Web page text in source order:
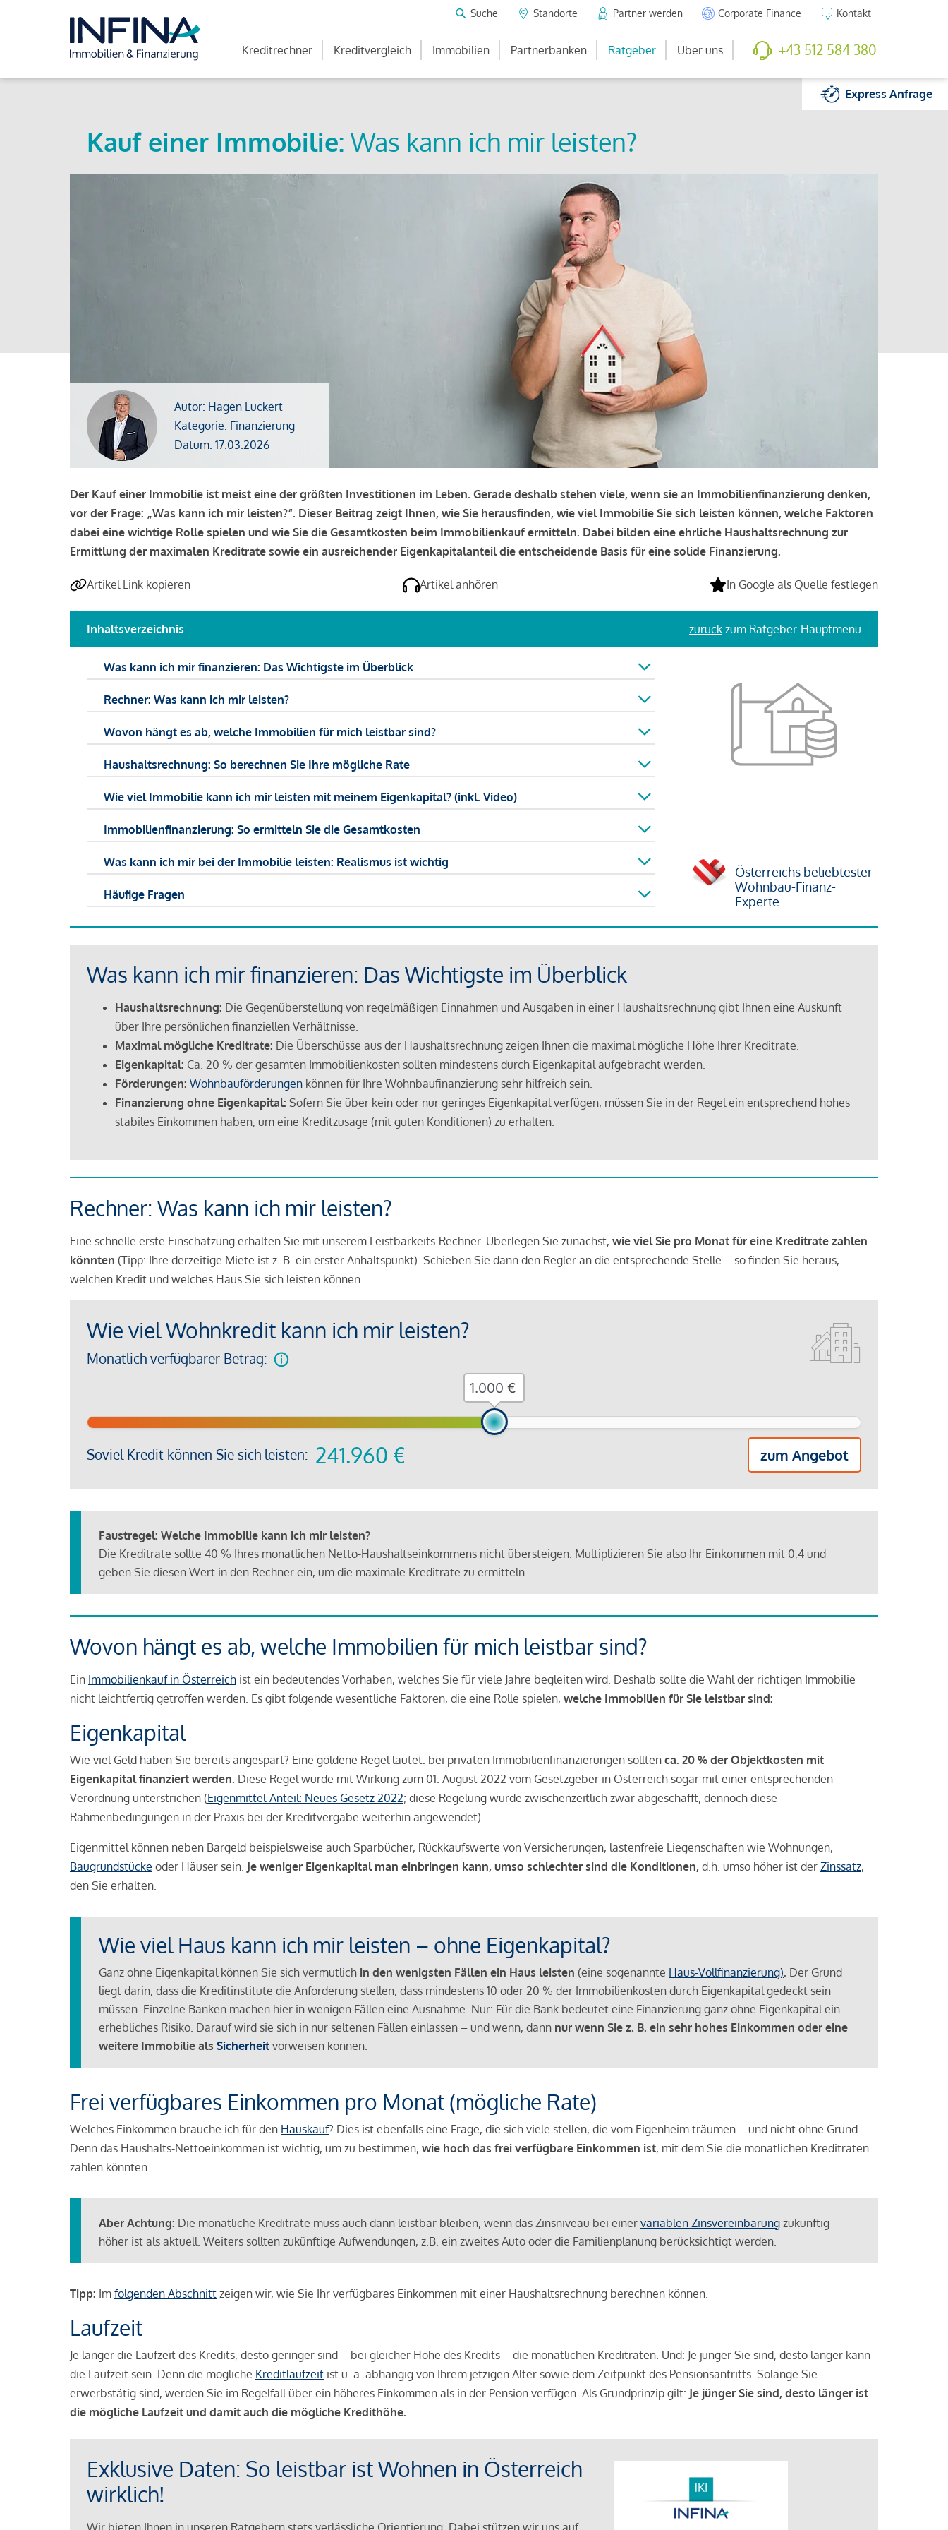
Suche Standorte Partner werden Corporate Finance Kontakt
Kreditrechner Kreditvergleich Immobilien Partnerbanken Ratgeber Über uns +43 512 584 380
ExpressAnfrage
Kauf einer Immobilie: Was kann ich mir leisten?
Autor: Hagen Luckert
Kategorie: Finanzierung
Datum: 17.03.2026
Der Kauf einer Immobilie ist meist eine der größten Investitionen im Leben. Gerade deshalb stehen viele, wenn sie an Immobilienfinanzierung denken,
vor der Frage: „Was kann ich mir leisten?“. Dieser Beitrag zeigt Ihnen, wie Sie herausfinden, wie viel Immobilie Sie sich leisten können, welche Faktoren
dabei eine wichtige Rolle spielen und wie Sie die Gesamtkosten beim Immobilienkauf ermitteln. Dabei bilden eine ehrliche Haushaltsrechnung zur
Ermittlung der maximalen Kreditrate sowie ein ausreichender Eigenkapitalanteil die entscheidende Basis für eine solide Finanzierung.
Artikel Link kopieren Artikel anhören In Google als Quelle festlegen
Inhaltsverzeichnis zurück zum Ratgeber-Hauptmenü
Was kann ich mir finanzieren: Das Wichtigste im Überblick
Rechner: Was kann ich mir leisten?
Wovon hängt es ab, welche Immobilien für mich leistbar sind?
Haushaltsrechnung: So berechnen Sie Ihre mögliche Rate
Wie viel Immobilie kann ich mir leisten mit meinem Eigenkapital? (inkl. Video)
Immobilienfinanzierung: So ermitteln Sie die Gesamtkosten
Was kann ich mir bei der Immobilie leisten: Realismus ist wichtig
Häufige Fragen
Österreichs beliebtester
Wohnbau-Finanz-
Experte
Was kann ich mir finanzieren: Das Wichtigste im Überblick
Haushaltsrechnung: Die Gegenüberstellung von regelmäßigen Einnahmen und Ausgaben in einer Haushaltsrechnung gibt Ihnen eine Auskunft
über Ihre persönlichen finanziellen Verhältnisse.
Maximal mögliche Kreditrate: Die Überschüsse aus der Haushaltsrechnung zeigen Ihnen die maximal mögliche Höhe Ihrer Kreditrate.
Eigenkapital: Ca. 20 % der gesamten Immobilienkosten sollten mindestens durch Eigenkapital aufgebracht werden.
Förderungen: Wohnbauförderungen können für Ihre Wohnbaufinanzierung sehr hilfreich sein.
Finanzierung ohne Eigenkapital: Sofern Sie über kein oder nur geringes Eigenkapital verfügen, müssen Sie in der Regel ein entsprechend hohes
stabiles Einkommen haben, um eine Kreditzusage (mit guten Konditionen) zu erhalten.
Rechner: Was kann ich mir leisten?
Eine schnelle erste Einschätzung erhalten Sie mit unserem Leistbarkeits-Rechner. Überlegen Sie zunächst, wie viel Sie pro Monat für eine Kreditrate zahlen
könnten (Tipp: Ihre derzeitige Miete ist z. B. ein erster Anhaltspunkt). Schieben Sie dann den Regler an die entsprechende Stelle – so finden Sie heraus,
welchen Kredit und welches Haus Sie sich leisten können.
Wie viel Wohnkredit kann ich mir leisten?
Monatlich verfügbarer Betrag:
Soviel Kredit können Sie sich leisten: 241.960 € zum Angebot
€
Faustregel: Welche Immobilie kann ich mir leisten?
Die Kreditrate sollte 40 % Ihres monatlichen Netto-Haushaltseinkommens nicht übersteigen. Multiplizieren Sie also Ihr Einkommen mit 0,4 und
geben Sie diesen Wert in den Rechner ein, um die maximale Kreditrate zu ermitteln.
Wovon hängt es ab, welche Immobilien für mich leistbar sind?
Ein Immobilienkauf in Österreich ist ein bedeutendes Vorhaben, welches Sie für viele Jahre begleiten wird. Deshalb sollte die Wahl der richtigen Immobilie
nicht leichtfertig getroffen werden. Es gibt folgende wesentliche Faktoren, die eine Rolle spielen, welche Immobilien für Sie leistbar sind:
Eigenkapital
Wie viel Geld haben Sie bereits angespart? Eine goldene Regel lautet: bei privaten Immobilienfinanzierungen sollten ca. 20 % der Objektkosten mit
Eigenkapital finanziert werden. Diese Regel wurde mit Wirkung zum 01. August 2022 vom Gesetzgeber in Österreich sogar mit einer entsprechenden
Verordnung unterstrichen (Eigenmittel-Anteil: Neues Gesetz 2022; diese Regelung wurde zwischenzeitlich zwar abgeschafft, dennoch diese
Rahmenbedingungen in der Praxis bei der Kreditvergabe weiterhin angewendet).
Eigenmittel können neben Bargeld beispielsweise auch Sparbücher, Rückkaufswerte von Versicherungen, lastenfreie Liegenschaften wie Wohnungen,
Baugrundstücke oder Häuser sein. Je weniger Eigenkapital man einbringen kann, umso schlechter sind die Konditionen, d.h. umso höher ist der Zinssatz,
den Sie erhalten.
Wie viel Haus kann ich mir leisten – ohne Eigenkapital?
Ganz ohne Eigenkapital können Sie sich vermutlich in den wenigsten Fällen ein Haus leisten (eine sogenannte Haus-Vollfinanzierung). Der Grund
liegt darin, dass die Kreditinstitute die Anforderung stellen, dass mindestens 10 oder 20 % der Immobilienkosten durch Eigenkapital gedeckt sein
müssen. Einzelne Banken machen hier in wenigen Fällen eine Ausnahme. Nur: Für die Bank bedeutet eine Finanzierung ganz ohne Eigenkapital ein
erhebliches Risiko. Darauf wird sie sich in nur seltenen Fällen einlassen – und wenn, dann nur wenn Sie z. B. ein sehr hohes Einkommen oder eine
weitere Immobilie als Sicherheit vorweisen können.
Frei verfügbares Einkommen pro Monat (mögliche Rate)
Welches Einkommen brauche ich für den Hauskauf? Dies ist ebenfalls eine Frage, die sich viele stellen, die vom Eigenheim träumen – und nicht ohne Grund.
Denn das Haushalts-Nettoeinkommen ist wichtig, um zu bestimmen, wie hoch das frei verfügbare Einkommen ist, mit dem Sie die monatlichen Kreditraten
zahlen könnten.
Aber Achtung: Die monatliche Kreditrate muss auch dann leistbar bleiben, wenn das Zinsniveau bei einer variablen Zinsvereinbarung zukünftig
höher ist als aktuell. Weiters sollten zukünftige Aufwendungen, z.B. ein zweites Auto oder die Familienplanung berücksichtigt werden.
Tipp: Im folgenden Abschnitt zeigen wir, wie Sie Ihr verfügbares Einkommen mit einer Haushaltsrechnung berechnen können.
Laufzeit
Je länger die Laufzeit des Kredits, desto geringer sind – bei gleicher Höhe des Kredits – die monatlichen Kreditraten. Und: Je jünger Sie sind, desto länger kann
die Laufzeit sein. Denn die mögliche Kreditlaufzeit ist u. a. abhängig von Ihrem jetzigen Alter sowie dem Zeitpunkt des Pensionsantritts. Solange Sie
erwerbstätig sind, werden Sie im Regelfall über ein höheres Einkommen als in der Pension verfügen. Als Grundprinzip gilt: Je jünger Sie sind, desto länger ist
die mögliche Laufzeit und damit auch die mögliche Kredithöhe.
Exklusive Daten: So leistbar ist Wohnen in Österreich
wirklich!